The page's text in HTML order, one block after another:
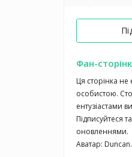
Фан-
Ця сторінка
особистою.
ентузіастами
Підписуйтеся
оновленнями.
Аватар: